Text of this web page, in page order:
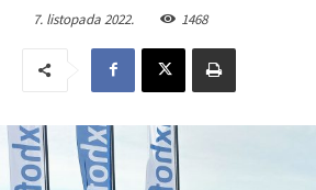
7. listopada 2022. 1468